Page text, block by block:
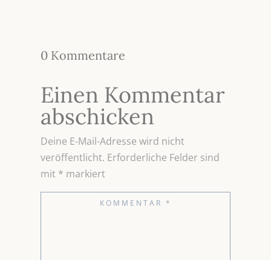
0 Kommentare
Einen Kommentar
abschicken
Deine E-Mail-Adresse wird nicht
veröffentlicht. Erforderliche Felder sind
mit * markiert